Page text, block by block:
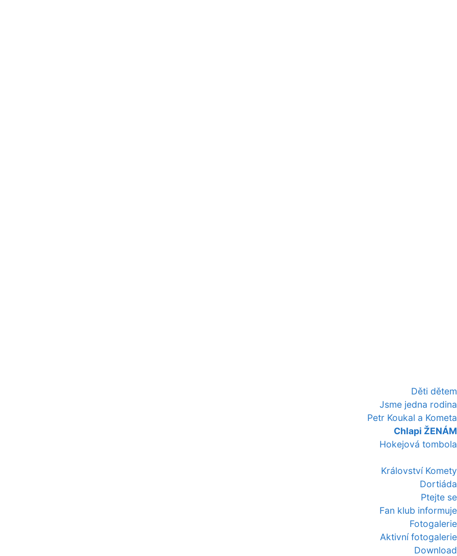
Děti dětem
Jsme jedna rodina
Petr Koukal a Kometa
Chlapi ŽENÁM
Hokejová tombola
Království Komety
Dortiáda
Ptejte se
Fan klub informuje
Fotogalerie
Aktivní fotogalerie
Download